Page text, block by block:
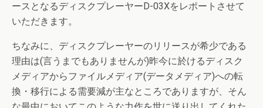
ースとなるディスクプレーヤーD-03Xをレポートさせて
いただきます。
ちなみに、ディスクプレーヤーのリリースが希少である
理由は(言うまでもありませんが)昨今に於けるディスク
メディアからファイルメディア(データメディア)への転
換・移行による需要減が主なところでありますが、そん